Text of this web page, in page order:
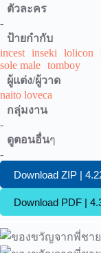
ตัวละคร
-
ป้ายกำกับ
incest inseki lolicon
sole male tomboy
ผู้แต่ง/ผู้วาด
naito loveca
กลุ่มงาน
-
ดูตอนอื่นๆ
-
Download ZIP |
Download PDF |